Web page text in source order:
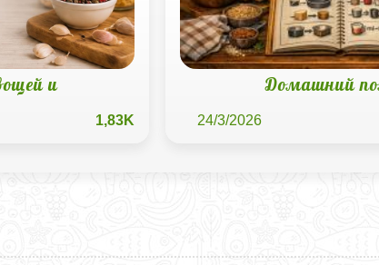
и
1,83K
Домашний
24/3/2026